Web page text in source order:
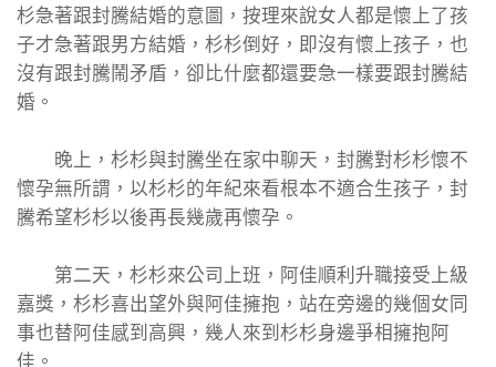
杉急著跟封騰結婚的意圖，按理來說女人都是懷上了孩
子才急著跟男方結婚，杉杉倒好，即沒有懷上孩子，也
沒有跟封騰鬧矛盾，卻比什麼都還要急一樣要跟封騰結
婚。
晚上，杉杉與封騰坐在家中聊天，封騰對杉杉懷不
懷孕無所謂，以杉杉的年紀來看根本不適合生孩子，封
騰希望杉杉以後再長幾歲再懷孕。
第二天，杉杉來公司上班，阿佳順利升職接受上級
嘉獎，杉杉喜出望外與阿佳擁抱，站在旁邊的幾個女同
事也替阿佳感到高興，幾人來到杉杉身邊爭相擁抱阿
佳。